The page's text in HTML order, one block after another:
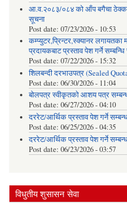
आ.व.२०८३/०८४ को आँप बगैचा ठेक्का
सूचना
Post date: 07/23/2026 - 10:53
कम्प्युटर,प्रिन्टर,स्क्यानर
प्रदायकबाट प्रस्ताव पेश गर्ने
Post date: 07/22/2026 - 15:32
शिलबन्दी दरभाउपत्र (Sealed
Post date: 06/30/2026 - 11:04
बोलपत्र स्वीकृतको आशय पत्र
Post date: 06/27/2026 - 04:10
दररेट/आर्थिक प्रस्ताव पेश गर्ने
Post date: 06/25/2026 - 04:35
दररेट/आर्थिक प्रस्ताव पेश गर्ने
Post date: 06/23/2026 - 03:57
विधुतीय शुसासन सेवा